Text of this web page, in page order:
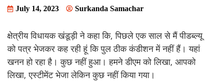
July 14, 2023 Surkanda Samachar
क्षेत्रीय विधायक खंडूड़ी ने कहा कि, पिछले एक साल से मैं पीडब्ल्यू
को पत्र भेजकर कह रही हूं कि पुल ठीक कंडीशन में नहीं हैं। यहां
खनन हो रहा है। कुछ नहीं हुआ। हमने डीएम को लिखा, आपको
लिखा, एस्टीमेंट भेजा लेकिन कुछ नहीं किया गया।